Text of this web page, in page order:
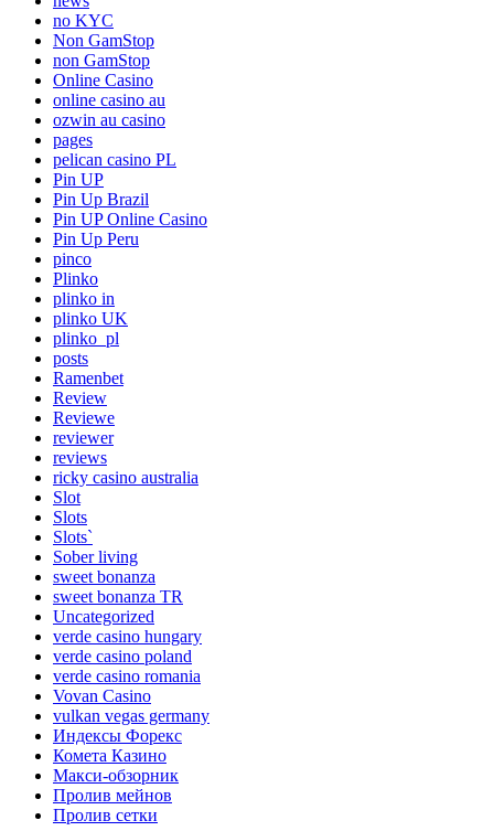
no KYC
Non GamStop
non GamStop
Online Casino
online casino au
ozwin au casino
pages
pelican casino PL
Pin UP
Pin Up Brazil
Pin UP Online Casino
Pin Up Peru
pinco
Plinko
plinko in
plinko UK
plinko_pl
posts
Ramenbet
Review
Reviewe
reviewer
reviews
ricky casino australia
Slot
Slots
Slots`
Sober living
sweet bonanza
sweet bonanza TR
Uncategorized
verde casino hungary
verde casino poland
verde casino romania
Vovan Casino
vulkan vegas germany
Индексы Форекс
Комета Казино
Макси-обзорник
Пролив мейнов
Пролив сетки